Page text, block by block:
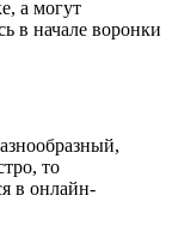
а могут
в начале воронки
то
в онлайн-